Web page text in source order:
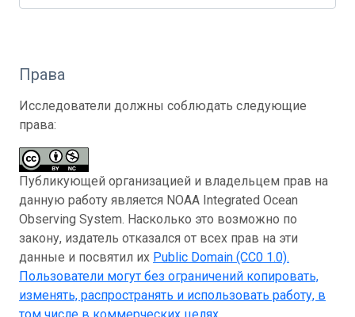
Права
Исследователи должны соблюдать следующие
права:
Публикующей организацией и владельцем прав на
данную работу является NOAA Integrated Ocean
Observing System. Насколько это возможно по
закону, издатель отказался от всех прав на эти
данные и посвятил их Public Domain (CC0 1.0).
Пользователи могут без ограничений копировать,
изменять, распространять и использовать работу, в